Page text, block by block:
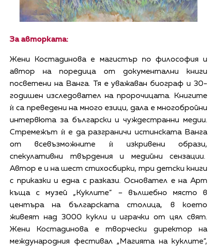
За авторката:
Жени Костадинова е магистър по философия и
автор на поредица от документални книги
посветени на Ванга. Тя е уважаван биограф и 30-
годишен изследовател на пророчицата. Книгите
ѝ са преведени на много езици, дала е многобройни
интервюта за български и чуждестранни медии.
Стремежът ѝ е да разграничи истинската Ванга
от всевъзможните ѝ изкривени образи,
спекулативни твърдения и медийни сензации.
Автор е и на шест стихосбирки, три детски книги
с приказки и една с разкази. Основател е на Арт
къща с музей „Куклите“ – вълшебно място в
центъра на българската столица, в което
живеят над 3000 кукли и играчки от цял свят.
Жени Костадинова е творчески директор на
международния фестивал „Магията на куклите“,